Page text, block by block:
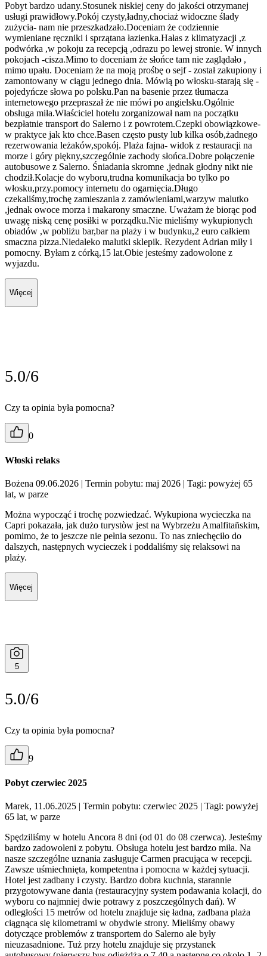
Pobyt bardzo udany.Stosunek niskiej ceny do jakości otrzymanej
usługi prawidłowy.Pokój czysty,ładny,chociaż widoczne ślady
zużycia- nam nie przeszkadzało.Doceniam że codziennie
wymieniane ręczniki i sprzątana łazienka.Hałas z klimatyzacji ,z
podwórka ,w pokoju za recepcją ,odrazu po lewej stronie. W innych
pokojach -cisza.Mimo to doceniam że słońce tam nie zaglądało ,
mimo upału. Doceniam że na moją prośbę o sejf - został zakupiony i
zamontowany w ciągu jednego dnia. Mówią po włosku-starają się -
pojedyńcze słowa po polsku.Pan na basenie przez tłumacza
internetowego przepraszał że nie mówi po angielsku.Ogólnie
obsługa miła.Właściciel hotelu zorganizował nam na początku
bezpłatnie transport do Salerno i z powrotem.Czepki obowiązkowe-
w praktyce jak kto chce.Basen często pusty lub kilka osób,żadnego
rezerwowania leżaków,spokój. Plaża fajna- widok z restauracji na
morze i góry piękny,szczególnie zachody słońca.Dobre połączenie
autobusowe z Salerno. Śniadania skromne ,jednak głodny nikt nie
chodził.Kolacje do wyboru,trudna komunikacja bo tylko po
włosku,przy.pomocy internetu do ogarnięcia.Długo
czekaliśmy,trochę zamieszania z zamówieniami,warzyw malutko
,jednak owoce morza i makarony smaczne. Uważam że biorąc pod
uwagę niską cenę posiłki w porządku.Nie mieliśmy wykupionych
obiadów ,w pobliżu bar,bar na plaży i w budynku,2 euro całkiem
smaczna pizza.Niedaleko malutki sklepik. Rezydent Adrian miły i
pomocny. Byłam z córką,15 lat.Obie jesteśmy zadowolone z
wyjazdu.
Więcej
5.0/6
Czy ta opinia była pomocna?
0
Włoski relaks
Bożena 09.06.2026 | Termin pobytu: maj 2026 | Tagi: powyżej 65
lat, w parze
Można wypocząć i trochę pozwiedzać. Wykupiona wycieczka na
Capri pokazała, jak dużo turystòw jest na Wybrzeżu Amalfitañskim,
pomimo, że to jeszcze nie pełnia sezonu. To nas zniechęciło do
dalszych, następnych wycieczek i poddaliśmy się relaksowi na
plaży.
Więcej
5
5.0/6
Czy ta opinia była pomocna?
9
Pobyt czerwiec 2025
Marek, 11.06.2025 | Termin pobytu: czerwiec 2025 | Tagi: powyżej
65 lat, w parze
Spędziliśmy w hotelu Ancora 8 dni (od 01 do 08 czerwca). Jesteśmy
bardzo zadowoleni z pobytu. Obsługa hotelu jest bardzo miła. Na
nasze szczególne uznania zasługuje Carmen pracująca w recepcji.
Zawsze uśmiechnięta, kompetentna i pomocna w każdej sytuacji.
Hotel jest zadbany i czysty. Bardzo dobra kuchnia, starannie
przygotowywane dania (restauracyjny system podawania kolacji, do
wyboru co najmniej dwie potrawy z poszczególnych dań). W
odległości 15 metrów od hotelu znajduje się ładna, zadbana plaża
ciągnąca się kilometrami w obydwie strony. Mieliśmy obawy
dotyczące problemów z transportem do Salerno ale były
nieuzasadnione. Tuż przy hotelu znajduje się przystanek